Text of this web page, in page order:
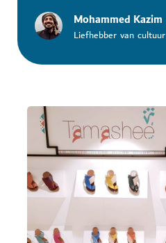
Mohammed Kazim
Liefhebber van cultuur